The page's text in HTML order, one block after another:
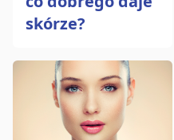
skórze?